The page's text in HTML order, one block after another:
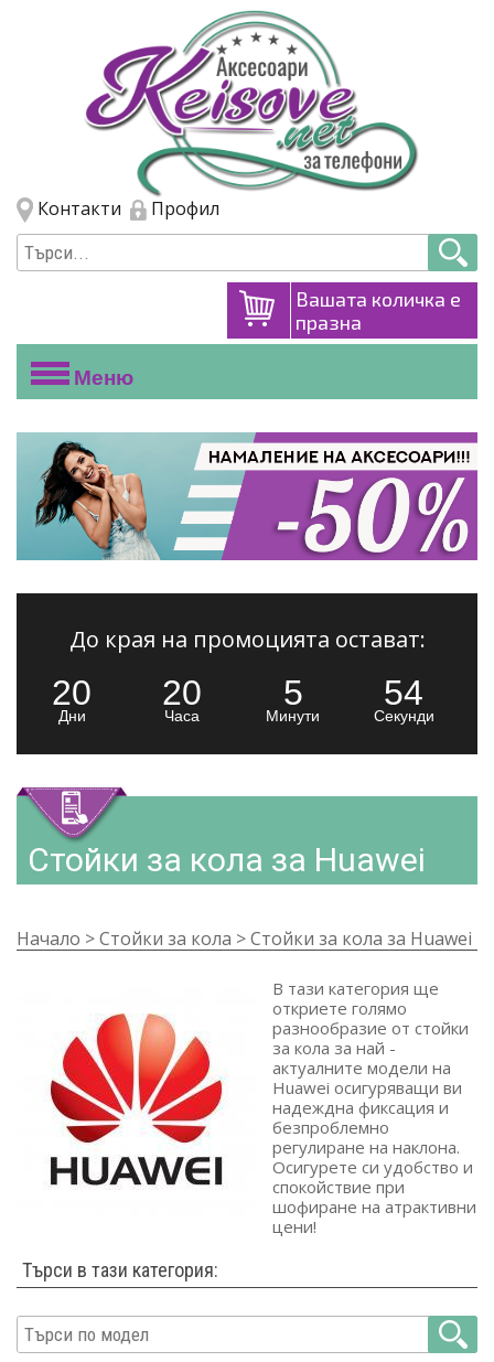
Премини към основното съдържание
Контакти Профил
Вашата количка е
празна
Меню
До края на промоцията остават:
20
Дни
20
Часа
5
Минути
52
Секунди
Стойки за кола за Huawei
Начало >Стойки за кола >Стойки за кола за Huawei
В тази категория ще
откриете голямо
разнообразие от стойки
за кола за най -
актуалните модели на
Huawei осигуряващи ви
надеждна фиксация и
безпроблемно
регулиране на наклона.
Осигурете си удобство и
спокойствие при
шофиране на атрактивни
цени!
Търси в тази категория: